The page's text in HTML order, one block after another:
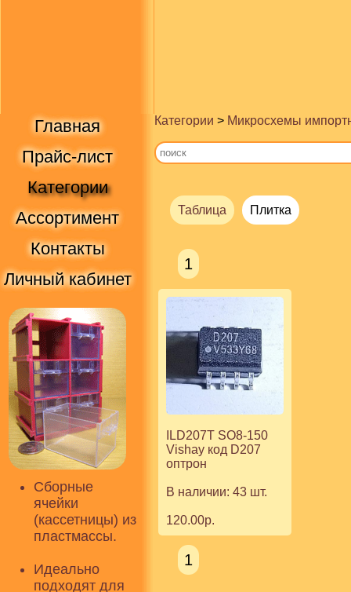
Главная
Прайс-лист
Категории
Ассортимент
Контакты
Личный кабинет
Сборные
ячейки
(кассетницы) из
пластмассы.
Идеально
подходят для
Категории > Микросхемы
Таблица Плитка
1
ILD207T SO8-150
Vishay код D207
оптрон
В наличии: 43 шт.
120.00р.
1